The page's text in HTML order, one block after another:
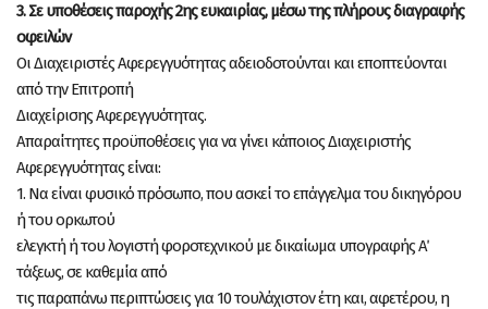
3. Σε υποθέσεις παροχής 2ης ευκαιρίας, μέσω της πλήρους διαγραφής
οφειλών
Οι Διαχειριστές Αφερεγγυότητας αδειοδοτούνται και εποπτεύονται
από την Επιτροπή
Διαχείρισης Αφερεγγυότητας.
Απαραίτητες προϋποθέσεις για να γίνει κάποιος Διαχειριστής
Αφερεγγυότητας είναι:
1. Να είναι φυσικό πρόσωπο, που ασκεί το επάγγελμα του δικηγόρου
ή του ορκωτού
ελεγκτή ή του λογιστή φοροτεχνικού με δικαίωμα υπογραφής Α΄
τάξεως, σε καθεμία από
τις παραπάνω περιπτώσεις για 10 τουλάχιστον έτη και, αφετέρου, η